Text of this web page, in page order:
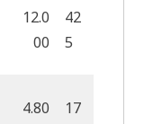
12.0
00
42
5
4.80
17